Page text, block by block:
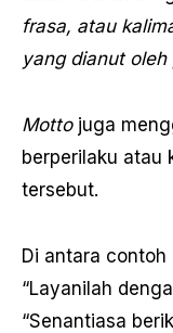
frasa, atau
yang dianut
Motto juga
berperilaku atau
tersebut.
Di antara contoh
“Layanilah
“Senantiasa